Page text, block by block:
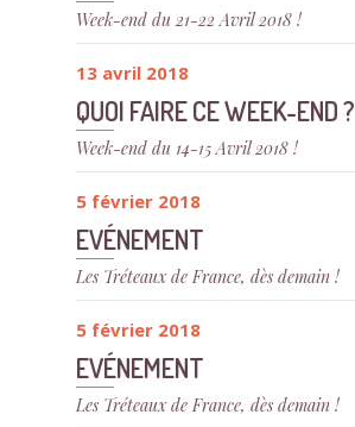
Week-end du 21-22 Avril 2018 !
13 avril 2018
QUOI FAIRE CE WEEK-END ?
Week-end du 14-15 Avril 2018 !
5 février 2018
EVÉNEMENT
Les Tréteaux de France, dès demain !
5 février 2018
EVÉNEMENT
Les Tréteaux de France, dès demain !